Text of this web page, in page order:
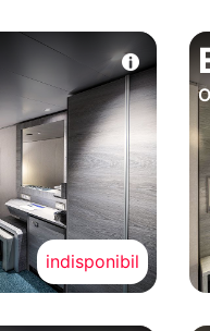
indisponibil